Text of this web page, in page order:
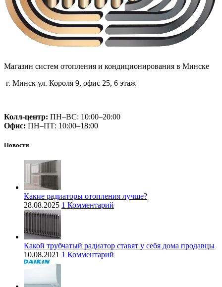
Магазин систем отопления и кондиционирования в Минске
г. Минск ул. Короля 9, офис 25, 6 этаж
Колл-центр: ПН–ВС: 10:00–20:00​
Офис: ПН–ПТ: 10:00–18:00
Новости
Какие радиаторы отопления лучше?
28.08.2025 1 Комментарий
Какой трубчатый радиатор ставят у себя дома продавцы
10.08.2021 1 Комментарий